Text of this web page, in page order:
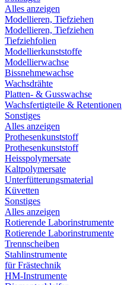
Alles anzeigen
Modellieren, Tiefziehen
Modellieren, Tiefziehen
Tiefziehfolien
Modellierkunststoffe
Modellierwachse
Bissnehmewachse
Wachsdrähte
Platten- & Gusswachse
Wachsfertigteile & Retentionen
Sonstiges
Alles anzeigen
Prothesenkunststoff
Prothesenkunststoff
Heisspolymersate
Kaltpolymersate
Unterfütterungsmaterial
Küvetten
Sonstiges
Alles anzeigen
Rotierende Laborinstrumente
Rotierende Laborinstrumente
Trennscheiben
Stahlinstrumente
für Frästechnik
HM-Instrumente